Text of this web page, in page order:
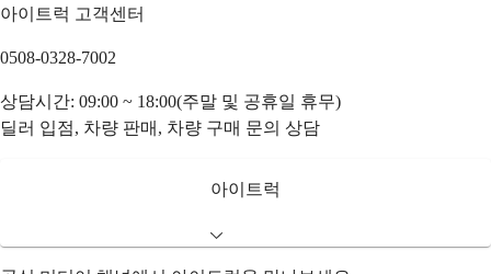
아이트럭 고객센터
0508-0328-7002
상담시간: 09:00 ~ 18:00(주말 및 공휴일 휴무)
딜러 입점, 차량 판매, 차량 구매 문의 상담
아이트럭